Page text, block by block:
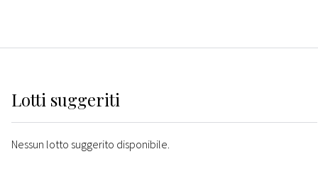
Lotti suggeriti
Nessun lotto suggerito disponibile.